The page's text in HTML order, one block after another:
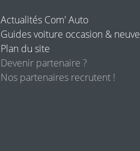
Actualités Com' Auto
Guides voiture occasion & neuve
Plan du site
Devenir partenaire ?
Nos partenaires recrutent !